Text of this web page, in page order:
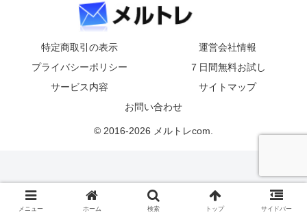
特定商取引の表示
運営会社情報
プライバシーポリシー
７日間無料お試し
サービス内容
サイトマップ
お問い合わせ
© 2016-2026 メルトレcom.
メニュー ホーム 検索 トップ サイドバー